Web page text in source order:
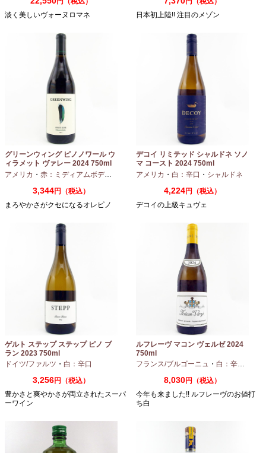
淡く美しいヴォーヌロマネ 日本初上陸!! 注目のメゾン
グリーンウィング ピノノワール ウ
ィラメット ヴァレー 2024 750ml
アメリカ ・ 赤：ミディアムボディ ピノノワール
3,344円（税込）
まろやかさがクセになるオレピノ
デコイ リミテッド シャルドネ ソノ
マ コースト 2024 750ml
アメリカ ・ 白：辛口 ・ シャルドネ
4,224円（税込）
デコイの上級キュヴェ
ゲルト ステップ ステップ ピノ ブ
ラン 2023 750ml
ドイツ/ファルツ ・ 白：辛口
3,256円（税込）
豊かさと爽やかさが両立されたスーパ
ーワイン
ルフレーヴ マコン ヴェルゼ 2024
750ml
フランス/ブルゴーニュ ・ 白：辛口
8,030円（税込）
今年も来ました!! ルフレーヴのお値打
ち白